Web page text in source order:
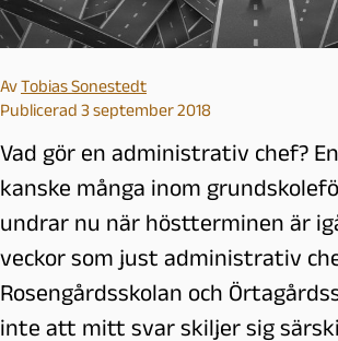
AvTobias Sonestedt
Publicerad 3 september 2018
Vad gör en administrativ chef?
kanske många inom
undrar nu när höstterminen är
veckor som just administrativ
Rosengårdsskolan och
inte att mitt svar skiljer sig